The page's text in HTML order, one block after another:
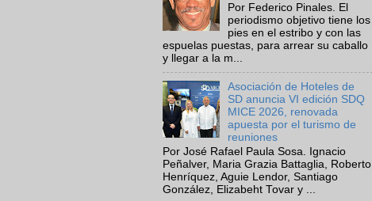
Por Federico Pinales. El
periodismo objetivo tiene los
pies en el estribo y con las
espuelas puestas, para arrear su caballo
y llegar a la m...
Asociación de Hoteles de
SD anuncia VI edición SDQ
MICE 2026, renovada
apuesta por el turismo de
reuniones
Por José Rafael Paula Sosa. Ignacio
Peñalver, Maria Grazia Battaglia, Roberto
Henríquez, Aguie Lendor, Santiago
González, Elizabeht Tovar y ...